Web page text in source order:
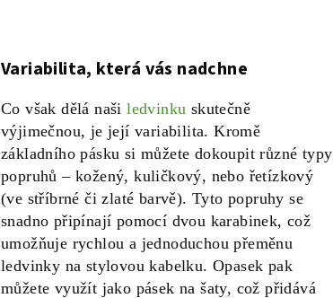
Variabilita, která vás nadchne
Co však dělá naši ledvinku skutečně
výjimečnou, je její variabilita. Kromě
základního pásku si můžete dokoupit různé typy
popruhů – kožený, kuličkový, nebo řetízkový
(ve stříbrné či zlaté barvě). Tyto popruhy se
snadno připínají pomocí dvou karabinek, což
umožňuje rychlou a jednoduchou přeměnu
ledvinky na stylovou kabelku. Opasek pak
můžete využít jako pásek na šaty, což přidává